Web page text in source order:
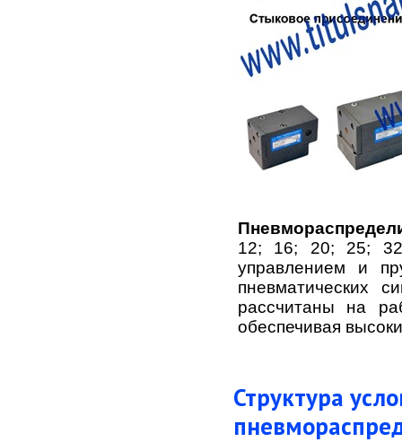
12; 16; 20; 25; 32
управлением и
пневматических
рассчитаны на
обеспечивая
Структура